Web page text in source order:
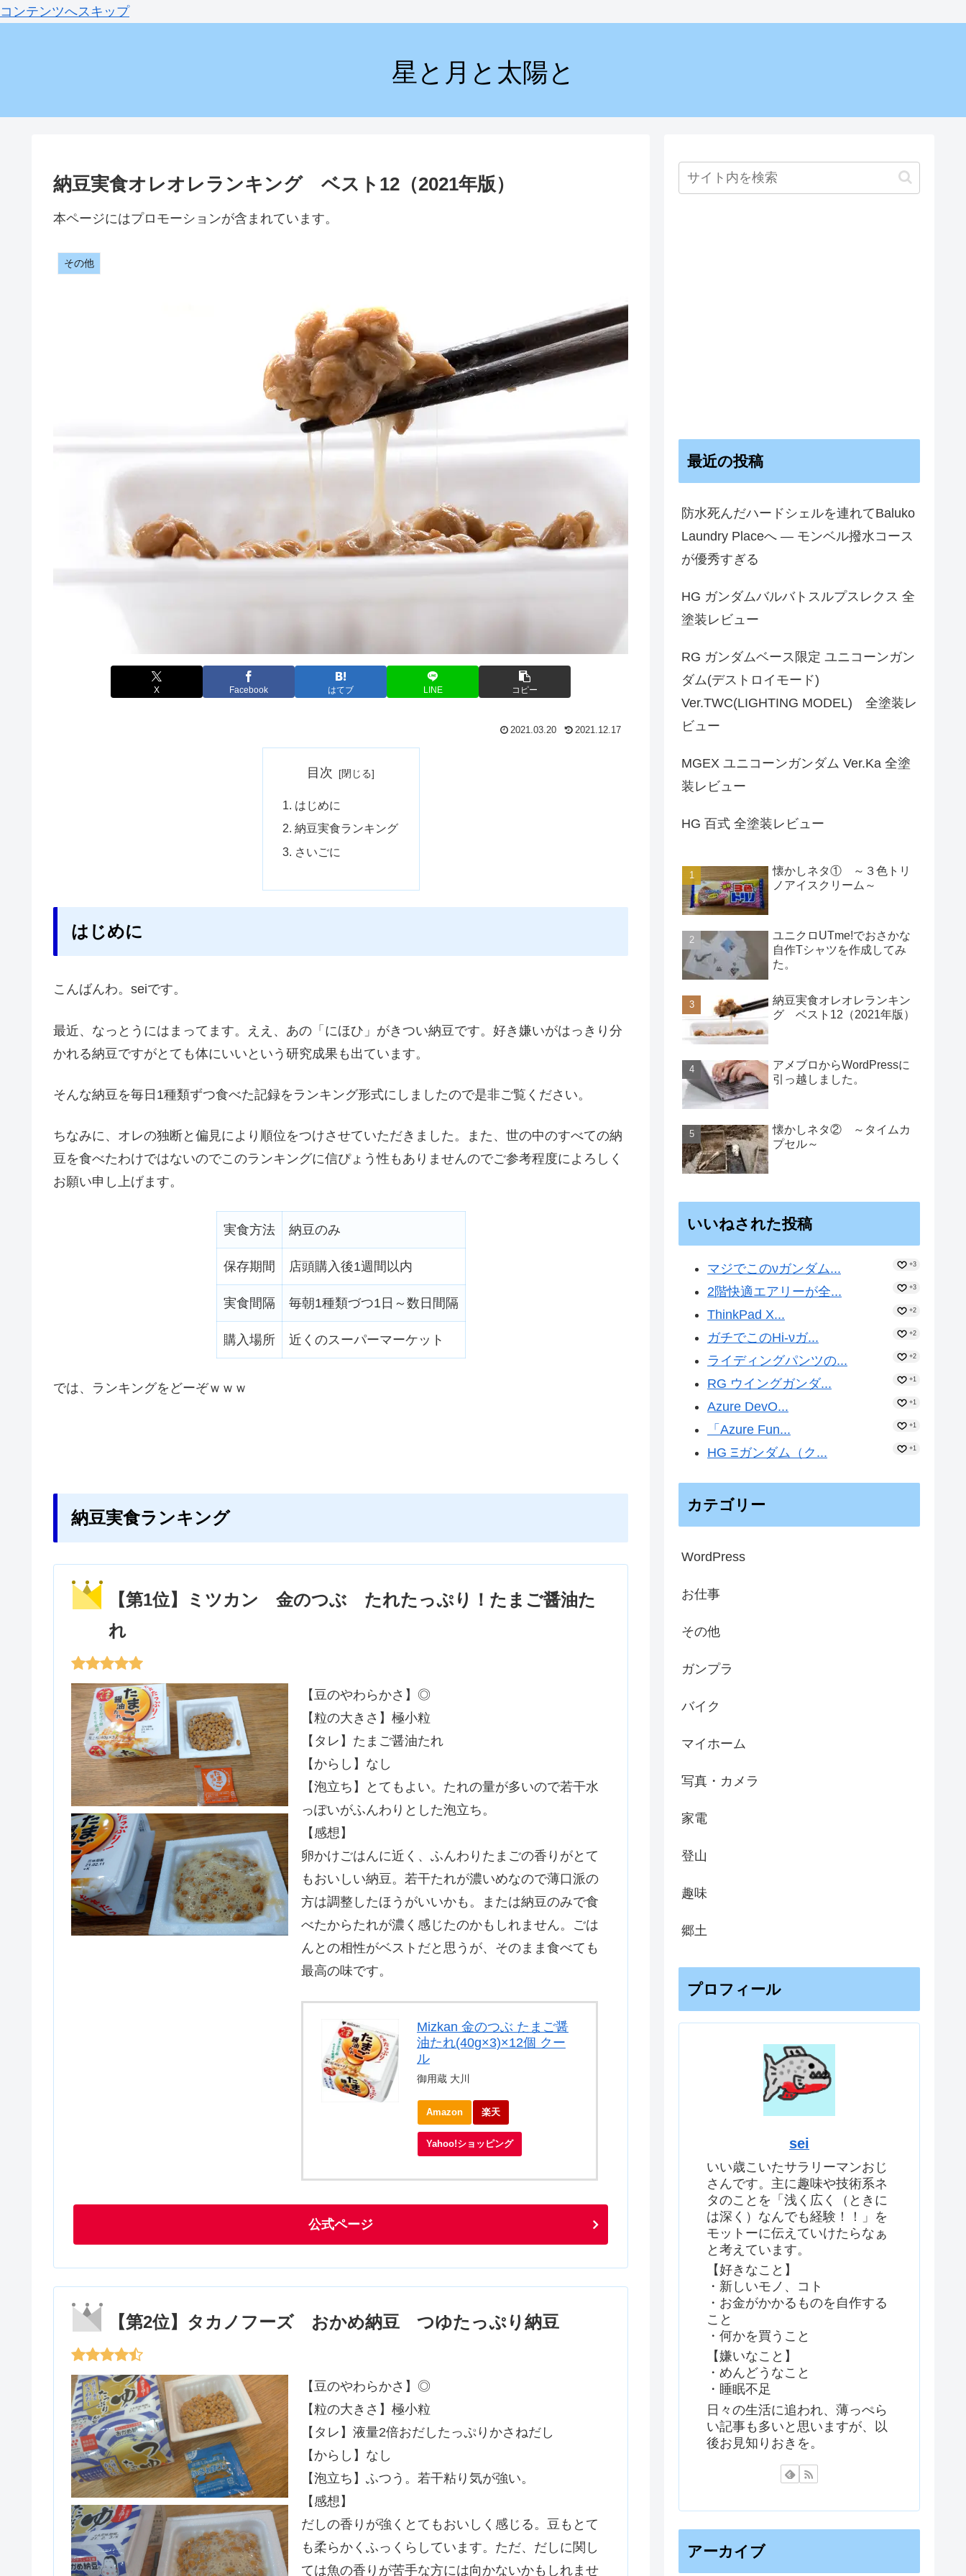
コンテンツへスキップ
星と月と太陽と
納豆実食オレオレランキング ベスト12（2021年版）
本ページにはプロモーションが含まれています。
その他
X Facebook はてブ LINE コピー
2021.03.20 2021.12.17
目次
はじめに
納豆実食ランキング
さいごに
はじめに
こんばんわ。seiです。
最近、なっとうにはまってます。ええ、あの「にほひ」がきつい納豆です。好き嫌いがはっきり分
かれる納豆ですがとても体にいいという研究成果も出ています。
そんな納豆を毎日1種類ずつ食べた記録をランキング形式にしましたので是非ご覧ください。
ちなみに、オレの独断と偏見により順位をつけさせていただきました。また、世の中のすべての納
豆を食べたわけではないのでこのランキングに信ぴょう性もありませんのでご参考程度によろしく
お願い申し上げます。
実食方法 納豆のみ
保存期間 店頭購入後1週間以内
実食間隔 毎朝1種類づつ1日～数日間隔
購入場所 近くのスーパーマーケット
では、ランキングをどーぞｗｗｗ
納豆実食ランキング
【第1位】ミツカン 金のつぶ たれたっぷり！たまご醤油た
れ
【豆のやわらかさ】◎
【粒の大きさ】極小粒
【タレ】たまご醤油たれ
【からし】なし
【泡立ち】とてもよい。たれの量が多いので若干水
っぽいがふんわりとした泡立ち。
【感想】
卵かけごはんに近く、ふんわりたまごの香りがとて
もおいしい納豆。若干たれが濃いめなので薄口派の
方は調整したほうがいいかも。または納豆のみで食
べたからたれが濃く感じたのかもしれません。ごは
んとの相性がベストだと思うが、そのまま食べても
最高の味です。
Mizkan 金のつぶ たまご醤
油たれ(40g×3)×12個 クー
ル
御用蔵 大川
Amazon 楽天
Yahoo!ショッピング
公式ページ
【第2位】タカノフーズ おかめ納豆 つゆたっぷり納豆
【豆のやわらかさ】◎
【粒の大きさ】極小粒
【タレ】液量2倍おだしたっぷりかさねだし
【からし】なし
【泡立ち】ふつう。若干粘り気が強い。
【感想】
だしの香りが強くとてもおいしく感じる。豆もとて
も柔らかくふっくらしています。ただ、だしに関し
ては魚の香りが苦手な方には向かないかもしれませ
最近の投稿
防水死んだハードシェルを連れてBaluko
Laundry Placeへ — モンベル撥水コース
が優秀すぎる
HG ガンダムバルバトスルプスレクス 全
塗装レビュー
RG ガンダムベース限定 ユニコーンガン
ダム(デストロイモード)
Ver.TWC(LIGHTING MODEL) 全塗装レ
ビュー
MGEX ユニコーンガンダム Ver.Ka 全塗
装レビュー
HG 百式 全塗装レビュー
懐かしネタ① ～３色トリ
ノアイスクリーム～
ユニクロUTme!でおさかな
自作Tシャツを作成してみ
た。
納豆実食オレオレランキン
グ ベスト12（2021年版）
アメブロからWordPressに
引っ越しました。
懐かしネタ② ～タイムカ
プセル～
いいねされた投稿
マジでこのνガンダム... +3
2階快適エアリーが全... +3
ThinkPad X... +2
ガチでこのHi-νガ... +2
ライディングパンツの... +2
RG ウイングガンダ... +1
Azure DevO... +1
「Azure Fun... +1
HG Ξガンダム（ク... +1
カテゴリー
WordPress
お仕事
その他
ガンプラ
バイク
マイホーム
写真・カメラ
家電
登山
趣味
郷土
プロフィール
sei
いい歳こいたサラリーマンおじ
さんです。主に趣味や技術系ネ
タのことを「浅く広く（ときに
は深く）なんでも経験！！」を
モットーに伝えていけたらなぁ
と考えています。
【好きなこと】
・新しいモノ、コト
・お金がかかるものを自作する
こと
・何かを買うこと
【嫌いなこと】
・めんどうなこと
・睡眠不足
日々の生活に追われ、薄っぺら
い記事も多いと思いますが、以
後お見知りおきを。
アーカイブ